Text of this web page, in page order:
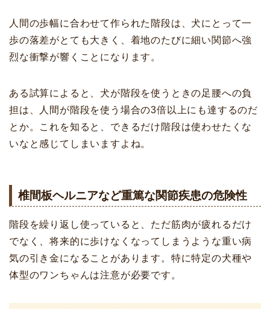
人間の歩幅に合わせて作られた階段は、犬にとって一
歩の落差がとても大きく、着地のたびに細い関節へ強
烈な衝撃が響くことになります。
ある試算によると、犬が階段を使うときの足腰への負
担は、人間が階段を使う場合の3倍以上にも達するのだ
とか。これを知ると、できるだけ階段は使わせたくな
いなと感じてしまいますよね。
椎間板ヘルニアなど重篤な関節疾患の危険性
階段を繰り返し使っていると、ただ筋肉が疲れるだけ
でなく、将来的に歩けなくなってしまうような重い病
気の引き金になることがあります。特に特定の犬種や
体型のワンちゃんは注意が必要です。